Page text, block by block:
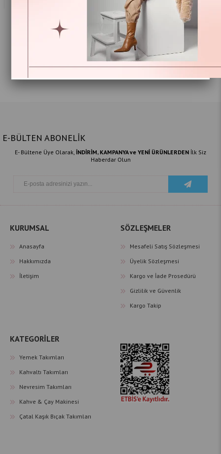
Kanaviçeli Masa Örtüsü 160x220
E-BÜLTEN ABONELİK
E- Bültene Üye Olarak, İNDİRİM, KAMPANYA ve YENİ ÜRÜNLERDEN İlk Siz
Haberdar Olun
KURUMSAL
Anasayfa
Hakkımızda
İletişim
SÖZLEŞMELER
Mesafeli Satış Sözleşmesi
Üyelik Sözleşmesi
Kargo ve İade Prosedürü
Gizlilik ve Güvenlik
Kargo Takip
KATEGORİLER
Yemek Takımları
Kahvaltı Takımları
Nevresim Takımları
Kahve & Çay Makinesi
Çatal Kaşık Bıçak Takımları